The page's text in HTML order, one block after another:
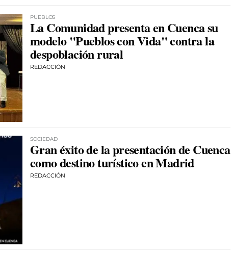
PUEBLOS
La Comunidad presenta en Cuenca su
modelo "Pueblos con Vida" contra la
despoblación rural
REDACCIÓN
SOCIEDAD
Gran éxito de la presentación de Cuenca
como destino turístico en Madrid
REDACCIÓN